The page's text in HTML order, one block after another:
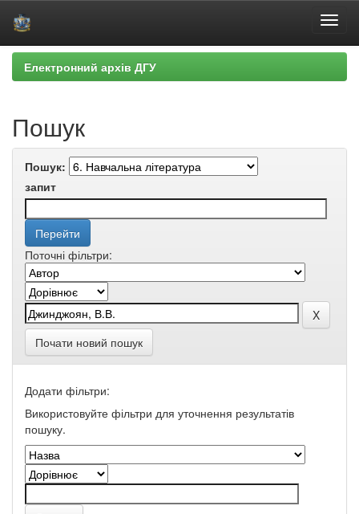
Skip
navigation
Електронний архів ДГУ
Пошук
Пошук:
запит
Поточні фільтри:
Почати новий пошук
Додати фільтри:
Використовуйте фільтри для уточнення результатів
пошуку.